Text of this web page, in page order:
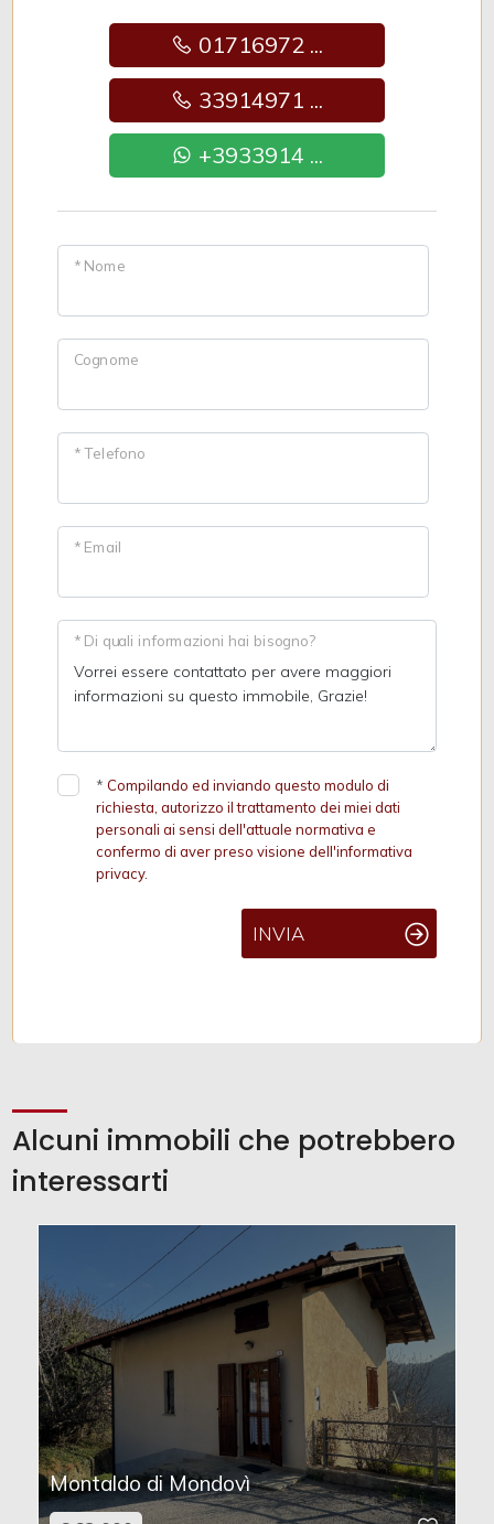
01716972 ...
33914971 ...
+3933914 ...
* Nome
Cognome
* Telefono
* Email
* Di quali informazioni hai bisogno?
* Compilando ed inviando questo modulo di
richiesta, autorizzo il trattamento dei miei dati
personali ai sensi dell'attuale normativa e
confermo di aver preso visione dell'informativa
privacy.
INVIA
Alcuni immobili che potrebbero
interessarti
Montaldo di Mondovì